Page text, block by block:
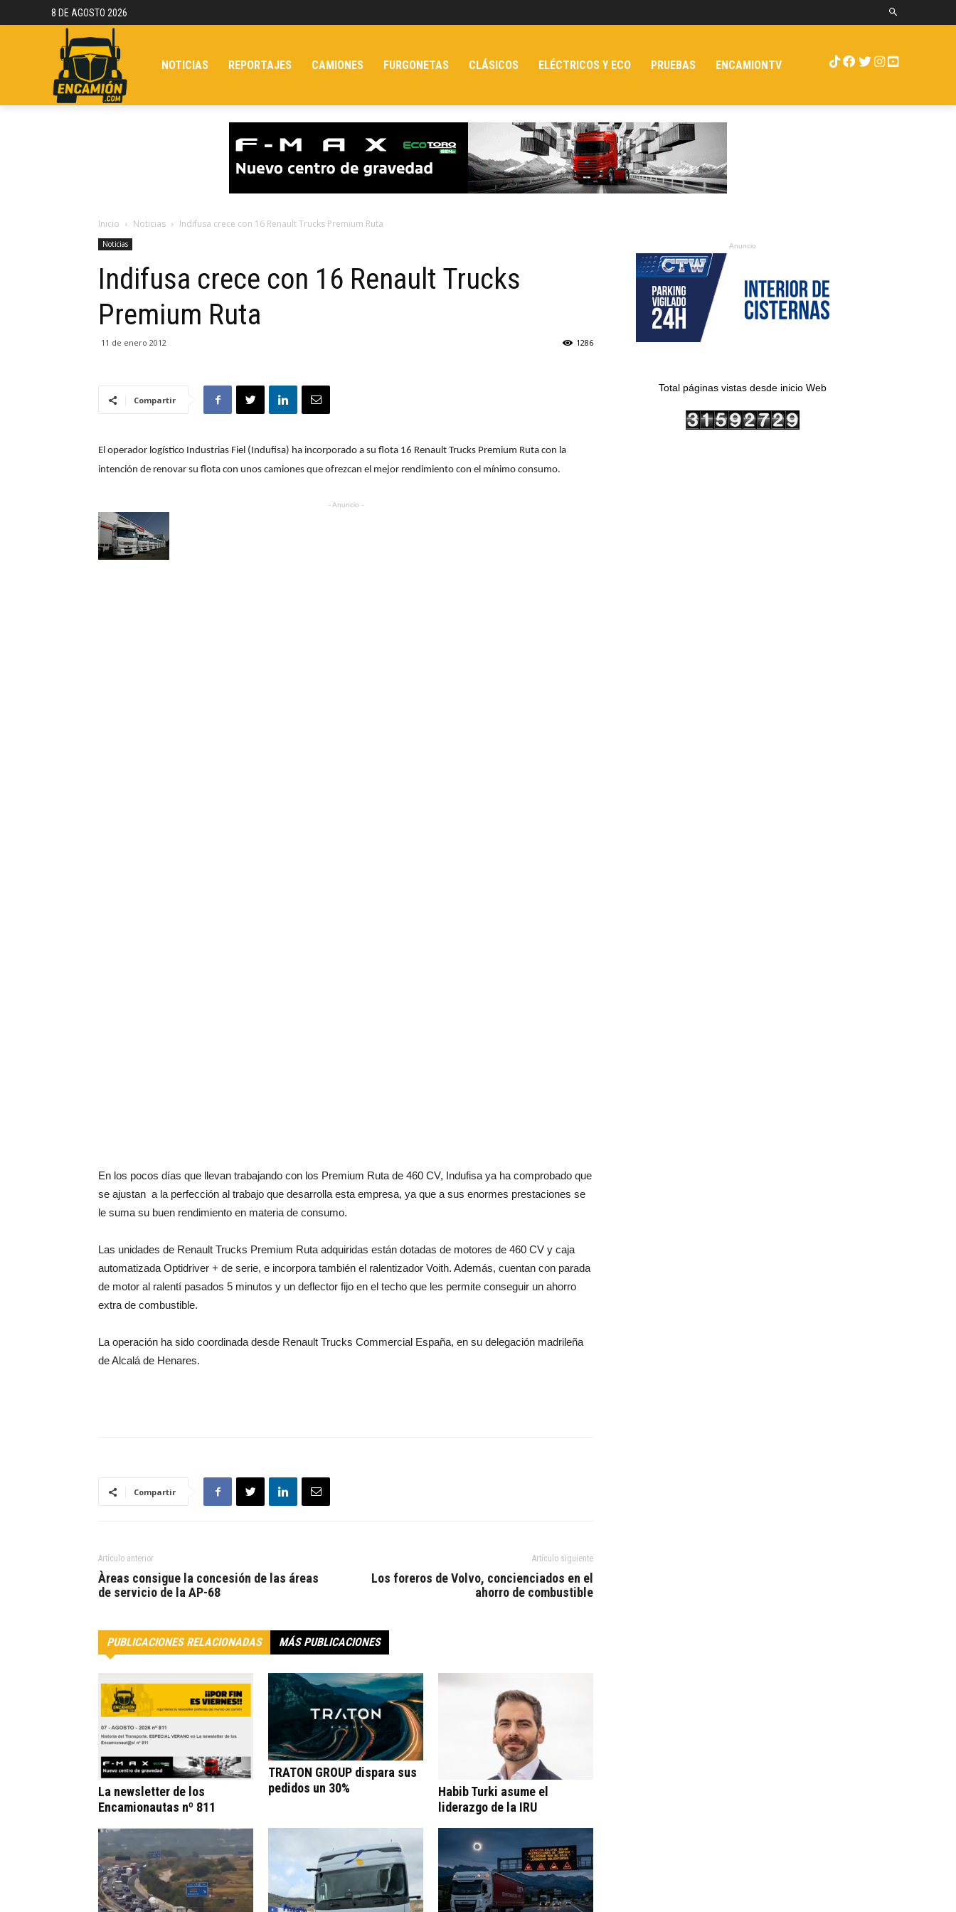
8 DE AGOSTO 2026
NOTICIAS REPORTAJES CAMIONES FURGONETAS CLÁSICOS ELÉCTRICOS Y ECO PRUEBAS ENCAMIONTV
Inicio Noticias Indifusa crece con 16 Renault Trucks Premium Ruta
Noticias
Indifusa crece con 16 Renault Trucks
Premium Ruta
11 de enero 2012 1286
Compartir
El operador logístico Industrias Fiel (Indufisa) ha incorporado a su flota 16 Renault Trucks Premium Ruta con la
intención de renovar su flota con unos camiones que ofrezcan el mejor rendimiento con el mínimo consumo.
- Anuncio -
En los pocos días que llevan trabajando con los Premium Ruta de 460 CV, Indufisa ya ha comprobado que
se ajustan a la perfección al trabajo que desarrolla esta empresa, ya que a sus enormes prestaciones se
le suma su buen rendimiento en materia de consumo.
Las unidades de Renault Trucks Premium Ruta adquiridas están dotadas de motores de 460 CV y caja
automatizada Optidriver + de serie, e incorpora también el ralentizador Voith. Además, cuentan con parada
de motor al ralentí pasados 5 minutos y un deflector fijo en el techo que les permite conseguir un ahorro
extra de combustible.
La operación ha sido coordinada desde Renault Trucks Commercial España, en su delegación madrileña
de Alcalá de Henares.
Compartir
Artículo anterior
Àreas consigue la concesión de las áreas
de servicio de la AP-68
Artículo siguiente
Los foreros de Volvo, concienciados en el
ahorro de combustible
PUBLICACIONES RELACIONADAS MÁS PUBLICACIONES
La newsletter de los
Encamionautas nº 811
TRATON GROUP dispara sus
pedidos un 30%
Habib Turki asume el
liderazgo de la IRU
Anuncio
Total páginas vistas desde inicio Web